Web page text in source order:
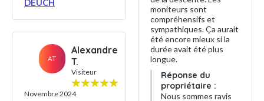
DEUCH
AT
Alexandre
T.
Visiteur
Novembre 2024
moniteurs sont
compréhensifs et
sympathiques. Ça aurait
été encore mieux si la
durée avait été plus
longue.
Réponse du
propriétaire :
Nous sommes ravis